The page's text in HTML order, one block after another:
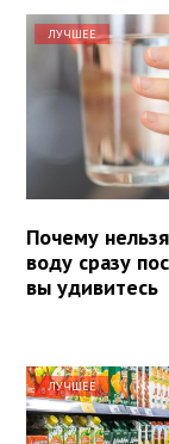
ЛУЧШЕЕ
Почему
воду сразу
вы удивитесь
ЛУЧШЕЕ